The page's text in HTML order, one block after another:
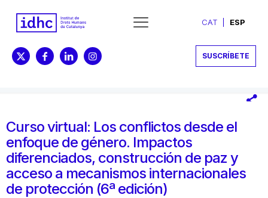
CAT ESP
SUSCRÍBETE
Curso virtual: Los conflictos desde el
enfoque de género. Impactos
diferenciados, construcción de paz y
acceso a mecanismos internacionales
de protección (6ª edición)